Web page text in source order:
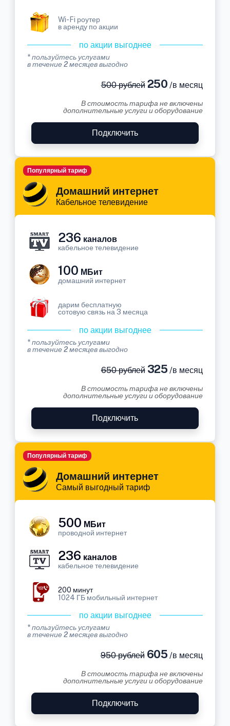
Wi-Fi роутер
в аренду по акции
по акции выгоднее
* пользуйтесь услугами
в течение 2 месяцев выгодно
500 рублей250 /в месяц
В стоимость тарифа не включены
дополнительные услуги и оборудование
Подключить
Домашний интернет
Кабельное телевидение
Популярный тариф
236 каналов
кабельное телевидение
100 МБит
домашний интернет
дарим бесплатную
сотовую связь на 3 месяца
по акции выгоднее
* пользуйтесь услугами
в течение 2 месяцев выгодно
650 рублей325 /в месяц
В стоимость тарифа не включены
дополнительные услуги и оборудование
Подключить
Домашний интернет
Самый выгодный тариф
Популярный тариф
500 МБит
проводной интернет
236 каналов
кабельное телевидение
200 минут
1024 ГБ мобильный интернет
по акции выгоднее
* пользуйтесь услугами
в течение 2 месяцев выгодно
950 рублей605 /в месяц
В стоимость тарифа не включены
дополнительные услуги и оборудование
Подключить